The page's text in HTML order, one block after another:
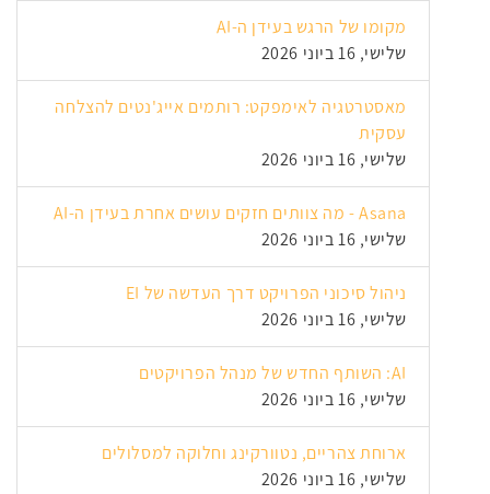
מקומו של הרגש בעידן ה-AI
שלישי, 16 ביוני 2026
מאסטרטגיה לאימפקט: רותמים אייג'נטים להצלחה
עסקית
שלישי, 16 ביוני 2026
Asana - מה צוותים חזקים עושים אחרת בעידן ה-AI
שלישי, 16 ביוני 2026
ניהול סיכוני הפרויקט דרך העדשה של EI
שלישי, 16 ביוני 2026
AI: השותף החדש של מנהל הפרויקטים
שלישי, 16 ביוני 2026
ארוחת צהריים, נטוורקינג וחלוקה למסלולים
שלישי, 16 ביוני 2026